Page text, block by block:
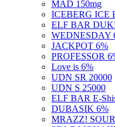
ICEBERG ICE
ELF BAR
WEDNESDAY
JACKPOT 6%
PROFESSOR
Love is 6%
UDN SR 20000
UDN S 25000
ELF BAR E-
DUBASIK 6%
MRAZZ!
ЗЛАЯ